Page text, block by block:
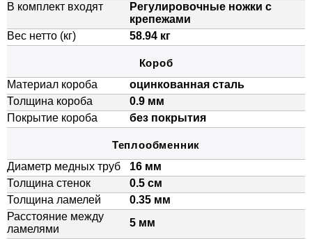
В комплект входят
Регулировочные ножки с
крепежами
Вес нетто (кг)
58.94 кг
Короб
Материал короба
оцинкованная сталь
Толщина короба
0.9 мм
Покрытие короба
без покрытия
Теплообменник
Диаметр медных труб
16 мм
Толщина стенок
0.5 см
Толщина ламелей
0.35 мм
Расстояние между
ламелями
5 мм